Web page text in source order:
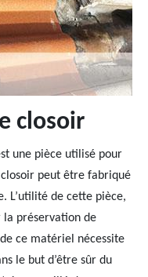
closoir
une pièce utilisé pour
peut être fabriqué
L’utilité de cette pièce,
la préservation de
ce matériel nécessite
le but d’être sûr du